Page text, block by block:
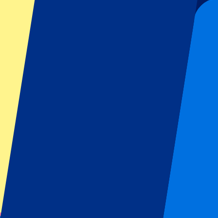
Inscrivez-vous et recevez toujours toutes les mises à jour, les offres et
Envoyer
Vos informations seront utilisées conformément à notre Privacy Policy
Merci d'avoir envoyé le formulaire !